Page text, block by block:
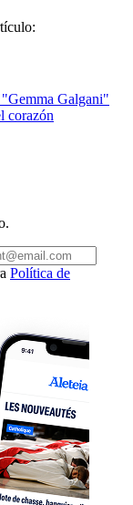
"Gemma Galgani"
corazón
Política de